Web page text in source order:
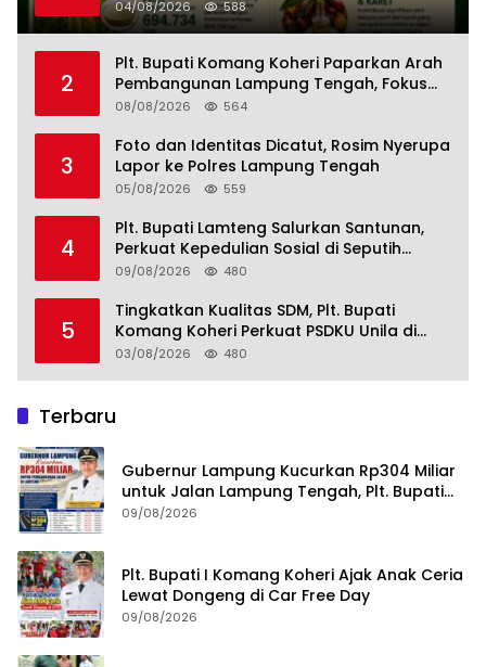
Perkebunan Lampung, Komang Koheri:
Kemandirian Pangan adalah Fondasi
04/08/2026 588
2
Plt. Bupati Komang Koheri Paparkan Arah
Pembangunan Lampung Tengah, Fokus
pada SDM, Ekonomi, Infrastruktur dan
08/08/2026 564
3
Foto dan Identitas Dicatut, Rosim Nyerupa
Lapor ke Polres Lampung Tengah
05/08/2026 559
4
Plt. Bupati Lamteng Salurkan Santunan,
Perkuat Kepedulian Sosial di Seputih
Mataram
09/08/2026 480
5
Tingkatkan Kualitas SDM, Plt. Bupati
Komang Koheri Perkuat PSDKU Unila di
Lampung Tengah
03/08/2026 480
Terbaru
Gubernur Lampung Kucurkan Rp304 Miliar
untuk Jalan Lampung Tengah, Plt. Bupati
Komang Koheri Apresiasi
09/08/2026
Plt. Bupati I Komang Koheri Ajak Anak Ceria
Lewat Dongeng di Car Free Day
09/08/2026